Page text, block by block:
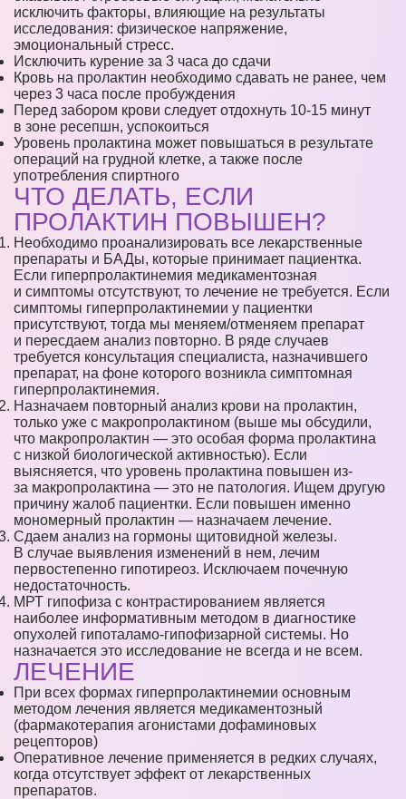
исключить факторы, влияющие на результаты
исследования: физическое напряжение,
эмоциональный стресс.
Исключить курение за 3 часа до сдачи
Кровь на пролактин необходимо сдавать не ранее, чем
через 3 часа после пробуждения
Перед забором крови следует отдохнуть 10-15 минут
в зоне ресепшн, успокоиться
Уровень пролактина может повышаться в результате
операций на грудной клетке, а также после
употребления спиртного
ЧТО ДЕЛАТЬ, ЕСЛИ
ПРОЛАКТИН ПОВЫШЕН?
Необходимо проанализировать все лекарственные
препараты и БАДы, которые принимает пациентка.
Если гиперпролактинемия медикаментозная
и симптомы отсутствуют, то лечение не требуется. Если
симптомы гиперпролактинемии у пациентки
присутствуют, тогда мы меняем/отменяем препарат
и пересдаем анализ повторно. В ряде случаев
требуется консультация специалиста, назначившего
препарат, на фоне которого возникла симптомная
гиперпролактинемия.
Назначаем повторный анализ крови на пролактин,
только уже с макропролактином (выше мы обсудили,
что макропролактин — это особая форма пролактина
с низкой биологической активностью). Если
выясняется, что уровень пролактина повышен из-
за макропролактина — это не патология. Ищем другую
причину жалоб пациентки. Если повышен именно
мономерный пролактин — назначаем лечение.
Сдаем анализ на гормоны щитовидной железы.
В случае выявления изменений в нем, лечим
первостепенно гипотиреоз. Исключаем почечную
недостаточность.
МРТ гипофиза с контрастированием является
наиболее информативным методом в диагностике
опухолей гипоталамо-гипофизарной системы. Но
назначается это исследование не всегда и не всем.
ЛЕЧЕНИЕ
При всех формах гиперпролактинемии основным
методом лечения является медикаментозный
(фармакотерапия агонистами дофаминовых
рецепторов)
Оперативное лечение применяется в редких случаях,
когда отсутствует эффект от лекарственных
препаратов.